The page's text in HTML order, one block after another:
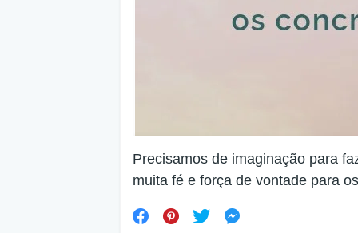
Precisamos de imaginação para
muita fé e força de vontade para